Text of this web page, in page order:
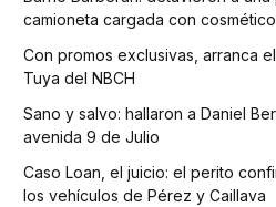
camioneta cargada con
Con promos exclusivas, arranca
Tuya del NBCH
Sano y salvo: hallaron a Daniel
avenida 9 de Julio
Caso Loan, el juicio: el perito
los vehículos de Pérez y Caillava